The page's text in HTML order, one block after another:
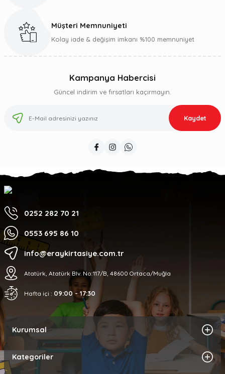
Müşteri Memnuniyeti
Kolay iade & değişim imkanı %100 memnuniyet
Kampanya Habercisi
Güncel indirim ve fırsatları kaçırmayın.
Kaydet
0252 282 70 21
0553 695 86 10
info@eraykirtasiye.com.tr
Atatürk, Atatürk Blv. No:117/B, 48600 Ortaca/Muğla
Hafta içi : 09:00 - 17:30
Kurumsal
Kategoriler